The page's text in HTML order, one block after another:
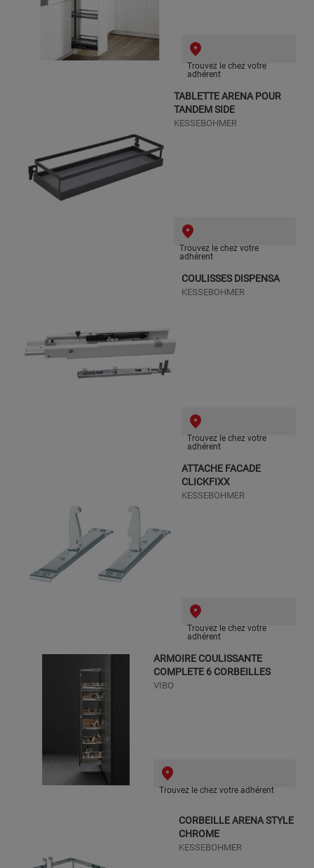
Trouvez le chez votre
adhérent
TABLETTE ARENA POUR
TANDEM SIDE
KESSEBOHMER
Trouvez le chez votre
adhérent
COULISSES DISPENSA
KESSEBOHMER
Trouvez le chez votre
adhérent
ATTACHE FACADE
CLICKFIXX
KESSEBOHMER
Trouvez le chez votre
adhérent
ARMOIRE COULISSANTE
COMPLETE 6 CORBEILLES
VIBO
Trouvez le chez votre adhérent
CORBEILLE ARENA STYLE
CHROME
KESSEBOHMER